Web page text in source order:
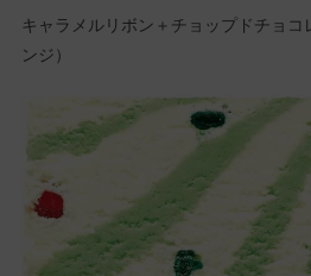
キャラメルリボン＋チョップドチョ
ンジ）